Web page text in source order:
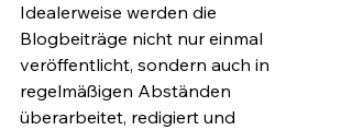
Idealerweise werden die
Blogbeiträge nicht nur einmal
veröffentlicht, sondern auch in
regelmäßigen Abständen
überarbeitet, redigiert und